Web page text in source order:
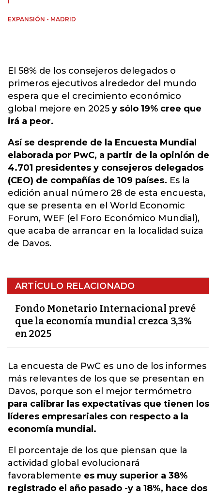
EXPANSIÓN - MADRID
El 58% de los consejeros delegados o
primeros ejecutivos alrededor del mundo
espera que el crecimiento económico
global mejore en 2025 y sólo 19% cree que
irá a peor.
Así se desprende de la Encuesta Mundial
elaborada por PwC, a partir de la opinión de
4.701 presidentes y consejeros delegados
(CEO) de compañías de 109 países. Es la
edición anual número 28 de esta encuesta,
que se presenta en el World Economic
Forum, WEF (el Foro Económico Mundial),
que acaba de arrancar en la localidad suiza
de Davos.
ARTÍCULO RELACIONADO
Fondo Monetario Internacional prevé
que la economía mundial crezca 3,3%
en 2025
La encuesta de PwC es uno de los informes
más relevantes de los que se presentan en
Davos, porque son el mejor termómetro
para calibrar las expectativas que tienen los
líderes empresariales con respecto a la
economía mundial.
El porcentaje de los que piensan que la
actividad global evolucionará
favorablemente es muy superior a 38%
registrado el año pasado -y a 18%, hace dos